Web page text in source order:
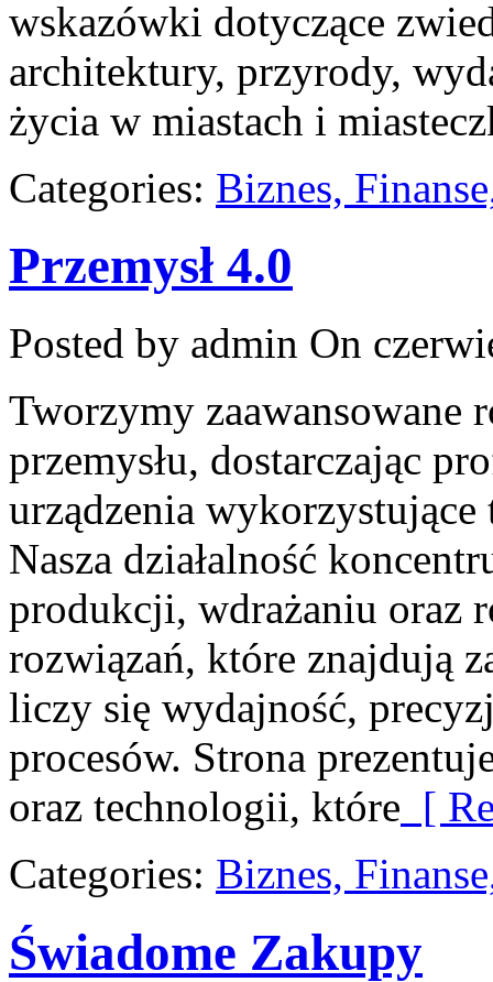
wskazówki dotyczące
architektury, przyrody,
życia w miastach i
Categories: Biznes,
Przemysł 4.0
Posted by admin On
Tworzymy zaawansowane
przemysłu, dostarczając
urządzenia
Nasza działalność
produkcji, wdrażaniu oraz
rozwiązań, które znajdują
liczy się wydajność,
procesów. Strona
oraz technologii, które [
Categories: Biznes,
Świadome Zakupy